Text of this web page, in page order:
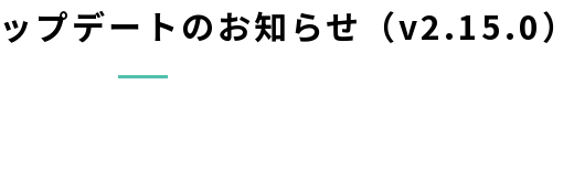
プデートのお知らせ（v2.15.0）